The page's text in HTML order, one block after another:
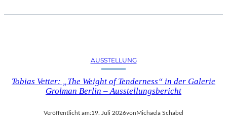
AUSSTELLUNG
Tobias Vetter: „The Weight of Tenderness“ in der Galerie
Grolman Berlin – Ausstellungsbericht
Veröffentlicht am:19. Juli 2026von Michaela Schabel